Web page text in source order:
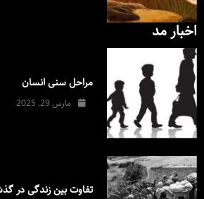
اخبار مد
مراحل سنی انسان
مارس 29, 2025
تفاوت بین زندگی در